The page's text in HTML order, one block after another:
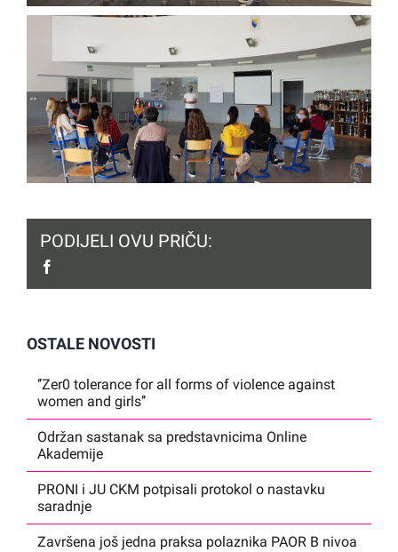
PODIJELI OVU PRIČU:
OSTALE NOVOSTI
‘’Zer0 tolerance for all forms of violence against
women and girls’’
Održan sastanak sa predstavnicima Online
Akademije
PRONI i JU CKM potpisali protokol o nastavku
saradnje
Završena još jedna praksa polaznika PAOR B nivoa